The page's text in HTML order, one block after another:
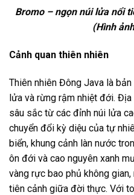
Bromo – ngọn núi lửa nổi
(Hình
Cảnh quan thiên nhiên
Thiên nhiên Đông Java là
lửa và rừng rậm nhiệt đới.
sâu sắc từ các đỉnh núi lửa
chuyển đổi kỳ diệu của tự
biển, khung cảnh làn nước
ôn đới và cao nguyên xanh
vàng rực bao phủ không
tiên cảnh giữa đời thực. Với